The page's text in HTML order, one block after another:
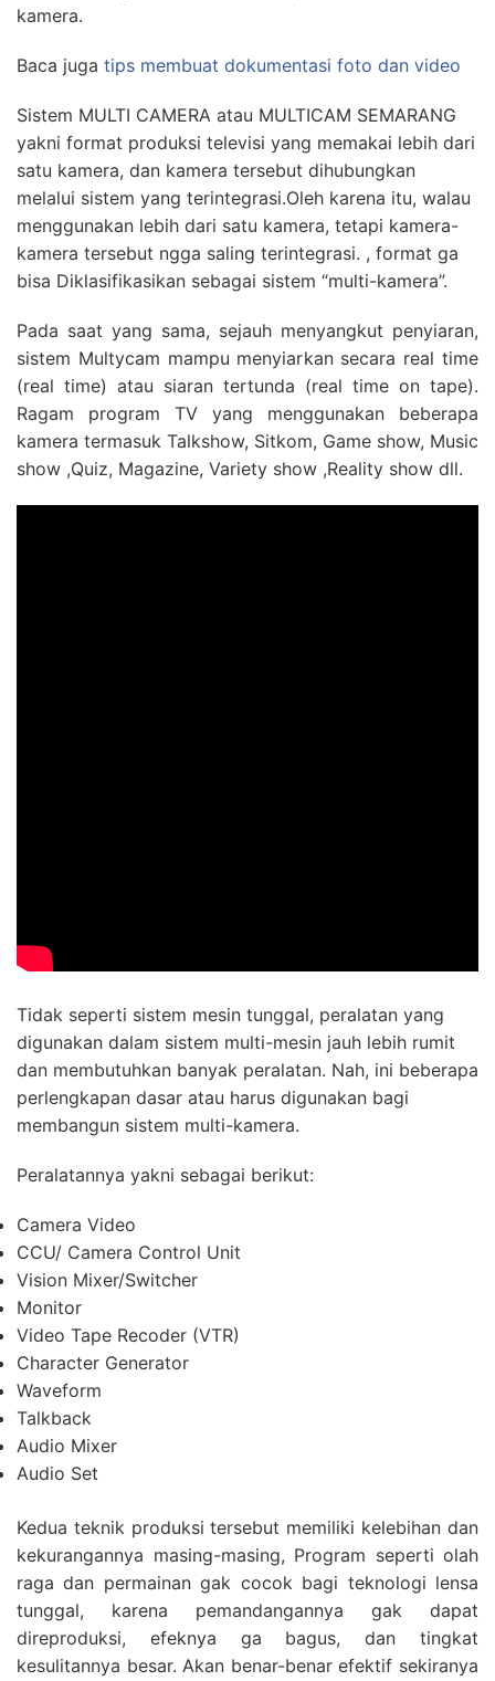
kamera.
Baca juga tips membuat dokumentasi foto dan video
Sistem MULTI CAMERA atau MULTICAM SEMARANG
yakni format produksi televisi yang memakai lebih dari
satu kamera, dan kamera tersebut dihubungkan
melalui sistem yang terintegrasi.Oleh karena itu, walau
menggunakan lebih dari satu kamera, tetapi kamera-
kamera tersebut ngga saling terintegrasi. , format ga
bisa Diklasifikasikan sebagai sistem “multi-kamera”.
Pada saat yang sama, sejauh menyangkut penyiaran,
sistem Multycam mampu menyiarkan secara real time
(real time) atau siaran tertunda (real time on tape).
Ragam program TV yang menggunakan beberapa
kamera termasuk Talkshow, Sitkom, Game show, Music
show ,Quiz, Magazine, Variety show ,Reality show dll.
Tidak seperti sistem mesin tunggal, peralatan yang
digunakan dalam sistem multi-mesin jauh lebih rumit
dan membutuhkan banyak peralatan. Nah, ini beberapa
perlengkapan dasar atau harus digunakan bagi
membangun sistem multi-kamera.
Peralatannya yakni sebagai berikut:
Camera Video
CCU/ Camera Control Unit
Vision Mixer/Switcher
Monitor
Video Tape Recoder (VTR)
Character Generator
Waveform
Talkback
Audio Mixer
Audio Set
Kedua teknik produksi tersebut memiliki kelebihan dan
kekurangannya masing-masing, Program seperti olah
raga dan permainan gak cocok bagi teknologi lensa
tunggal, karena pemandangannya gak dapat
direproduksi, efeknya ga bagus, dan tingkat
kesulitannya besar. Akan benar-benar efektif sekiranya